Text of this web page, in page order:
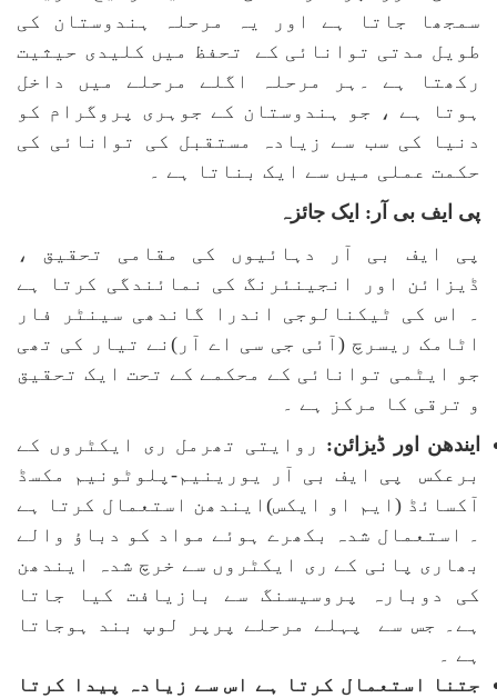
سمجھا جاتا ہے اور یہ مرحلہ ہندوستان کی
طویل مدتی توانائی کے تحفظ میں کلیدی حیثیت
رکھتا ہے ۔ہر مرحلہ اگلے مرحلے میں داخل
ہوتا ہے ، جو ہندوستان کے جوہری پروگرام کو
دنیا کی سب سے زیادہ مستقبل کی توانائی کی
حکمت عملی میں سے ایک بناتا ہے ۔
پی ایف بی آر: ایک جائزہ
پی ایف بی آر دہائیوں کی مقامی تحقیق ،
ڈیزائن اور انجینئرنگ کی نمائندگی کرتا ہے
۔ اس کی ٹیکنالوجی اندرا گاندھی سینٹر فار
اٹامک ریسرچ (آئی جی سی اے آر)نے تیار کی تھی
جو ایٹمی توانائی کے محکمے کے تحت ایک تحقیق
و ترقی کا مرکز ہے ۔
ایندھن اور ڈیزائن: روایتی تھرمل ری ایکٹروں کے
برعکس پی ایف بی آر یورینیم-پلوٹونیم مکسڈ
آکسائڈ (ایم او ایکس)ایندھن استعمال کرتا ہے
۔ استعمال شدہ بکھرے ہوئے مواد کو دباؤ والے
بھاری پانی کے ری ایکٹروں سے خرچ شدہ ایندھن
کی دوبارہ پروسیسنگ سے بازیافت کیا جاتا
ہے۔ جس سے پہلے مرحلے پرپر لوپ بند ہوجاتا
ہے ۔
جتنا استعمال کرتا ہے اس سے زیادہ پیدا کرتا